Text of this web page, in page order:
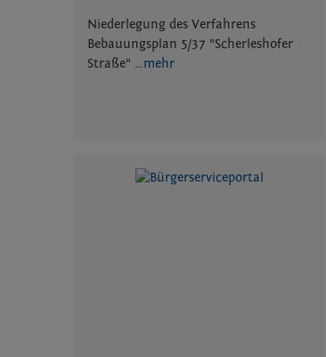
Niederlegung des Verfahrens
Bebauungsplan 5/37 "Scherleshofer
Straße" …mehr